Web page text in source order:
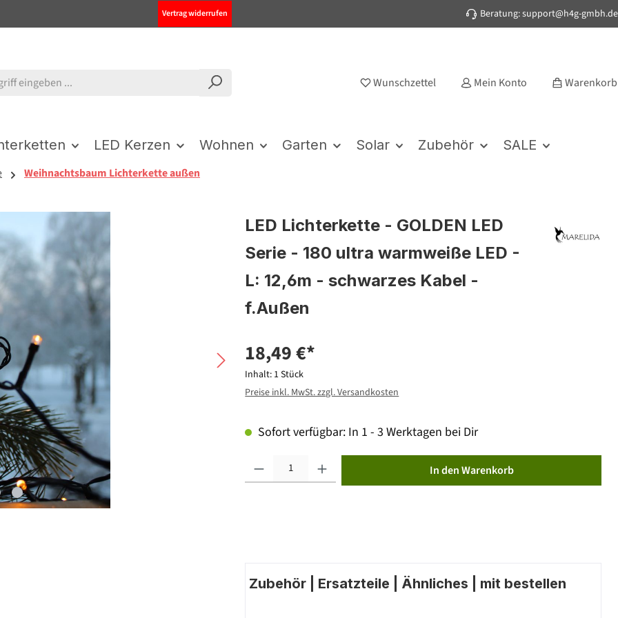
Vertrag widerrufen Beratung: support@h4g-gmbh.de
Wunschzettel Mein Konto Warenkorb
LED Kerzen Wohnen Garten Solar Zubehör SALE
Weihnachtsbaum Lichterkette außen
LED Lichterkette - GOLDEN LED
Serie - 180 ultra warmweiße LED -
L: 12,6m - schwarzes Kabel -
f.Außen
18,49 €*
Inhalt: 1 Stück
Preise inkl. MwSt. zzgl. Versandkosten
Sofort verfügbar: In 1 - 3 Werktagen bei Dir
In den Warenkorb
Zubehör | Ersatzteile | Ähnliches | mit bestellen